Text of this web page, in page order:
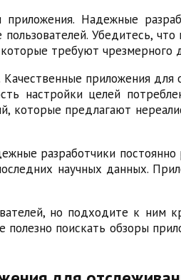
приложения. Надежные
Убедитесь,
требуют
приложения
настройки целей
которые предлагают
разработчики
научных данных.
но подходите к
полезно поискать обзоры